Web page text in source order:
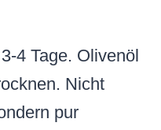
4 Tage. Olivenöl
Nicht
pur